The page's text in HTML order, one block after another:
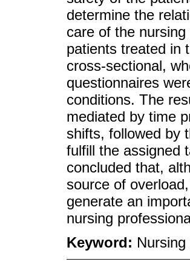
determine the
care of the
patients treated in
cross-sectional,
questionnaires
conditions. The
mediated by time
shifts, followed by
fulfill the assigned
concluded that,
source of
generate an
nursing
Keyword: